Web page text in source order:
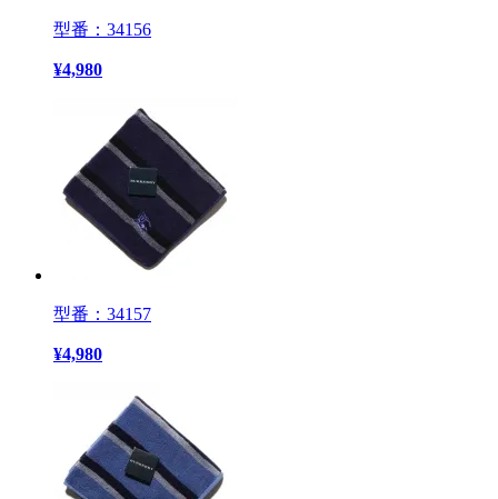
型番：34156
¥4,980
型番：34157
¥4,980